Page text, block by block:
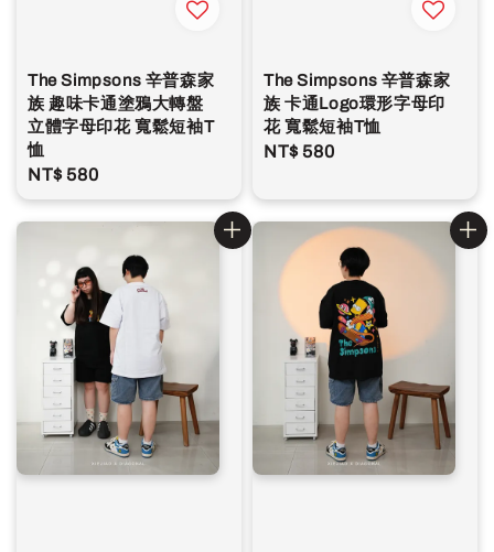
The Simpsons 辛普森家
族 趣味卡通塗鴉大轉盤
立體字母印花 寬鬆短袖T
恤
Regular
price
NT$ 580
The Simpsons 辛普森家
族 卡通Logo環形字母印
花 寬鬆短袖T恤
Regular
NT$ 580